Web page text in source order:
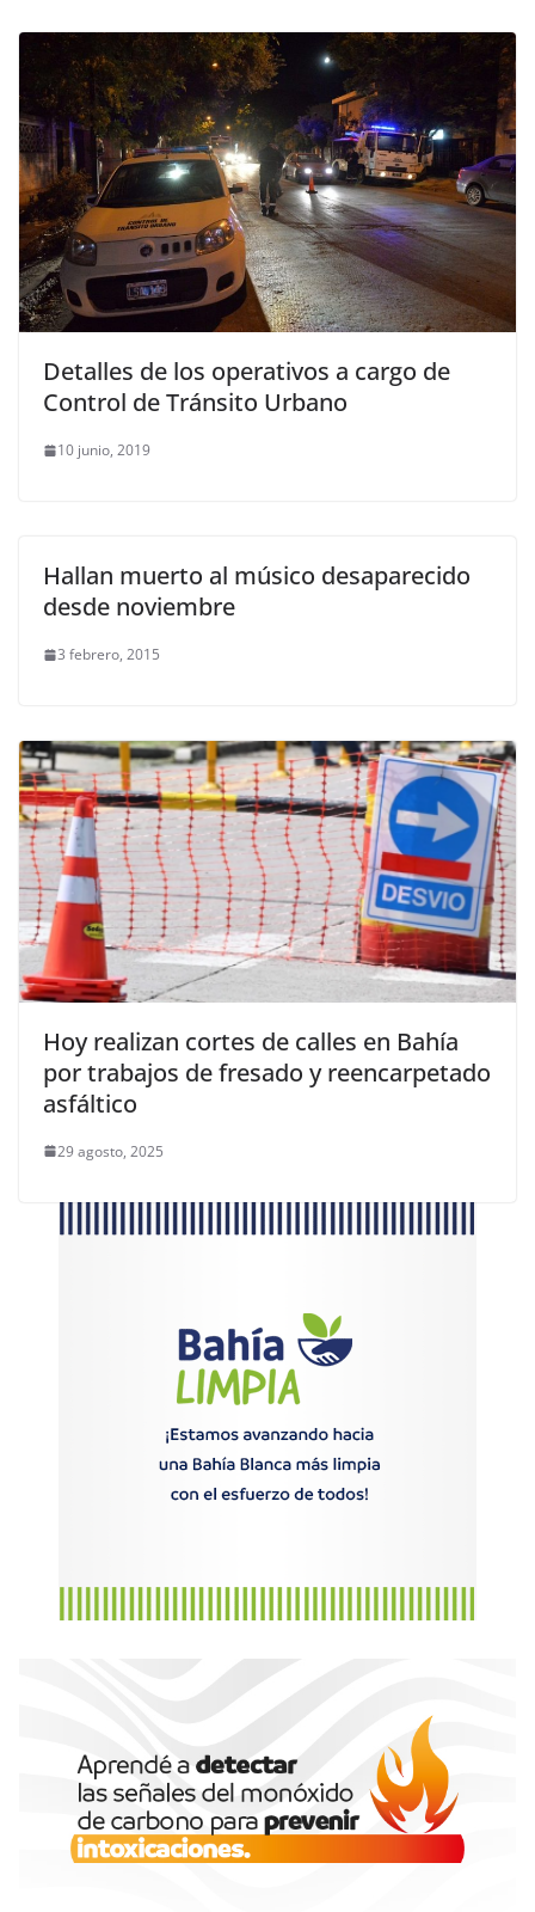
Detalles de los operativos a cargo de
Control de Tránsito Urbano
10 junio, 2019
Hallan muerto al músico desaparecido
desde noviembre
3 febrero, 2015
Hoy realizan cortes de calles en Bahía
por trabajos de fresado y reencarpetado
asfáltico
29 agosto, 2025